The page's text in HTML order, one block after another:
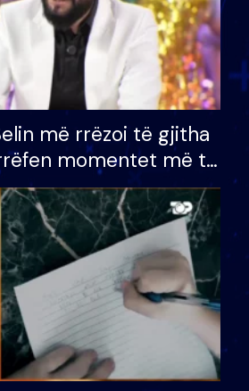
më rrëzoi të gjitha
momentet më të
e BB VIP: Do më
e mëngjesit kur…